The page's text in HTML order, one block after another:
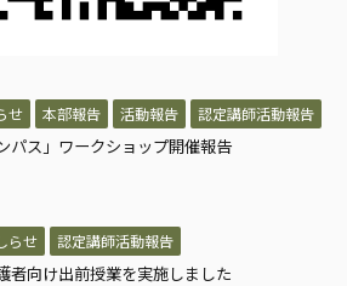
せ 本部報告 活動報告 認定講師活動報告
パス」ワークショップ開催報告
らせ 認定講師活動報告
者向け出前授業を実施しました